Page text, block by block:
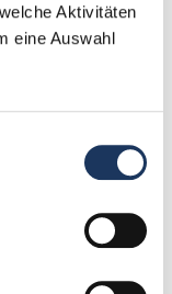
Aktivitäten
eine Auswahlzu
oder